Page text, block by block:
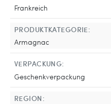
Frankreich
PRODUKTKATEGORIE:
Armagnac
VERPACKUNG:
Geschenkverpackung
REGION: